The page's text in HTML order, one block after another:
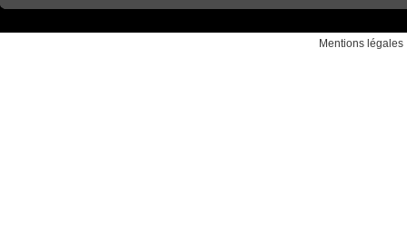
Mentions légales